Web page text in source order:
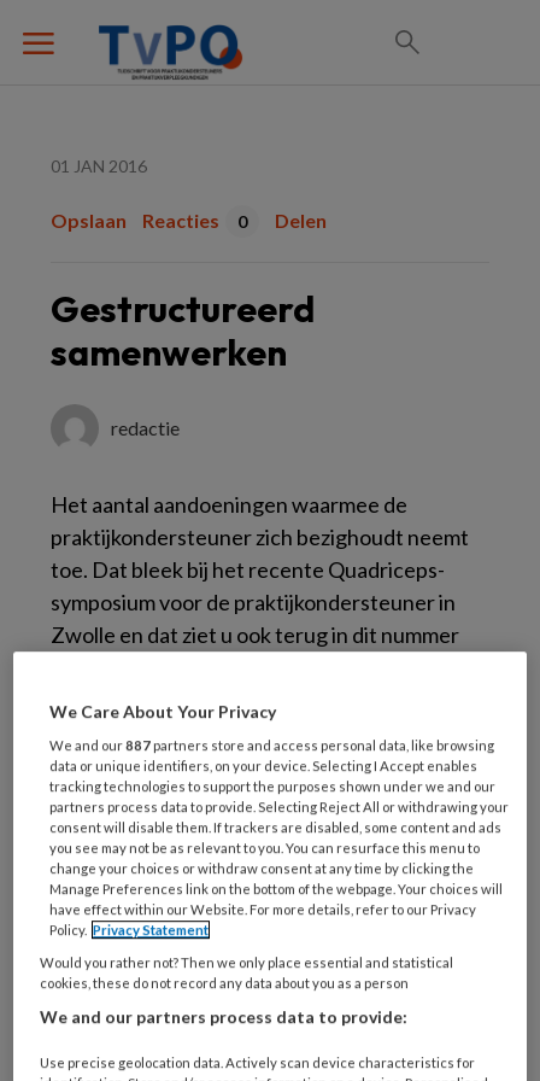
01 JAN 2016
Opslaan Reacties 0 Delen
Gestructureerd
samenwerken
redactie
Het aantal aandoeningen waarmee de
praktijkondersteuner zich bezighoudt neemt
toe. Dat bleek bij het recente Quadriceps-
symposium voor de praktijkondersteuner in
Zwolle en dat ziet u ook terug in dit nummer
Leefstijlonderwerpen, diabetes mellitus en
praktijkondersteuner inhoudelijke kennis, maar
even belangrijk is de samenwerking met
andere disciplines. Rondom de patiënt met
diabetes zijn verschillende paramedici
betrokken, zoals de diëtist, pedicure of
podotherapeut en bewegingstherapeuten ter
mobilisering. Bij patiënten met COPD is
bijvoorbeeld logopedie belangrijk voor de
stemvorming en oefentherapie voor
verbetering van ademtechniek en
We Care About Your Privacy
We and our887 partners store and access personal data, like browsing
data or unique identifiers, on your device. Selecting I Accept enables
tracking technologies to support the purposes shown under we and our
partners process data to provide. Selecting Reject All or withdrawing your
consent will disable them. If trackers are disabled, some content and ads
you see may not be as relevant to you. You can resurface this menu to
change your choices or withdraw consent at any time by clicking the
Manage Preferences link on the bottom of the webpage. Your choices will
have effect within our Website. For more details, refer to our Privacy
Policy. Privacy Statement
Would you rather not? Then we only place essential and statistical
cookies, these do not record any data about you as a person
We and our partners process data to provide:
Use precise geolocation data. Actively scan device characteristics for